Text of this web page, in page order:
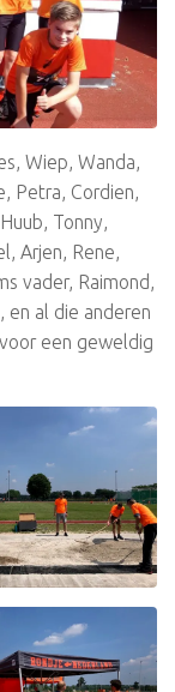
Wiep, Wanda,
Petra, Cordien,
Tonny,
Arjen, Rene,
vader, Raimond,
en al die anderen
een geweldig